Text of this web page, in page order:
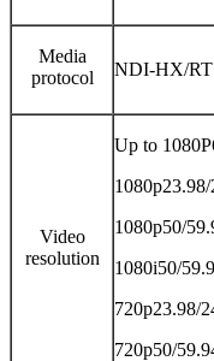
Media
protocol
NDI-HX/
Video
resolution
Up to
1080p50/
1080i50/
720p23.98/
720p50/